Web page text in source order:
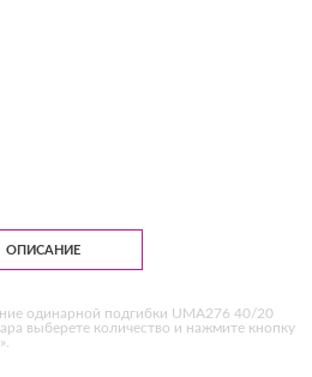
ОПИСАНИЕ
одинарной подгибки UMA276 40/20
выберете количество и нажмите кнопку